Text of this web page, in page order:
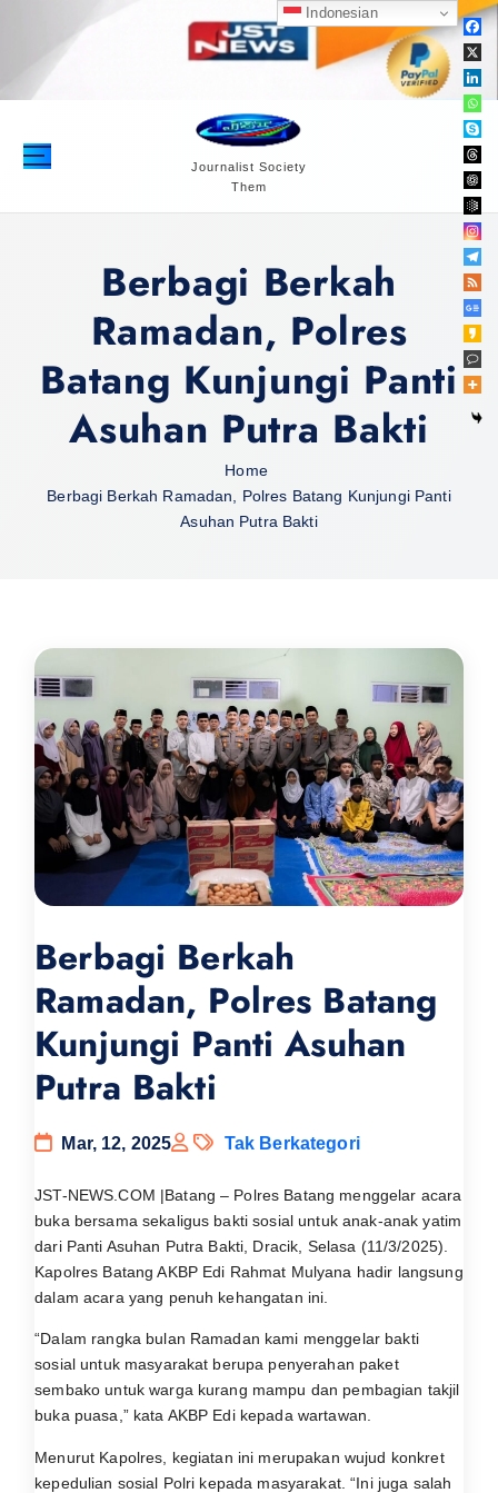
n
Journalist Society
Them
Berbagi Berkah
Ramadan, Polres
Batang Kunjungi Panti
Asuhan Putra Bakti
Home
Berbagi Berkah Ramadan, Polres Batang Kunjungi Panti
Asuhan Putra Bakti
Berbagi Berkah
Ramadan, Polres Batang
Kunjungi Panti Asuhan
Putra Bakti
Mar, 12, 2025 Tak Berkategori
JST-NEWS.COM |Batang – Polres Batang menggelar acara
buka bersama sekaligus bakti sosial untuk anak-anak yatim
dari Panti Asuhan Putra Bakti, Dracik, Selasa (11/3/2025).
Kapolres Batang AKBP Edi Rahmat Mulyana hadir langsung
dalam acara yang penuh kehangatan ini.
“Dalam rangka bulan Ramadan kami menggelar bakti
sosial untuk masyarakat berupa penyerahan paket
sembako untuk warga kurang mampu dan pembagian takjil
buka puasa,” kata AKBP Edi kepada wartawan.
Menurut Kapolres, kegiatan ini merupakan wujud konkret
kepedulian sosial Polri kepada masyarakat. “Ini juga salah
Indonesian